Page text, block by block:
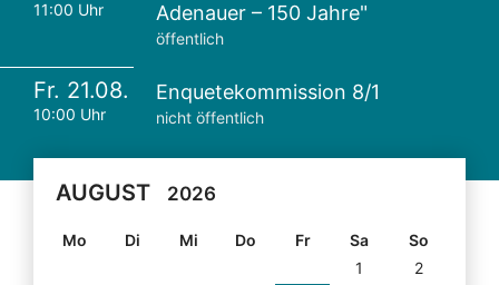
11:00 Uhr
Adenauer – 150 Jahre"
öffentlich
Fr. 21.08.
10:00 Uhr
Enquetekommission 8/1
nicht öffentlich
AUGUST 2026
Mo Di Mi Do Fr Sa
So
1
2